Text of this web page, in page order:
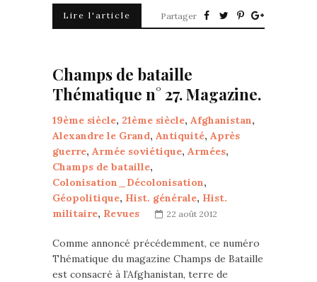
Lire l'article Partager
Champs de bataille
Thématique n° 27. Magazine.
19ème siècle, 21ème siècle, Afghanistan,
Alexandre le Grand, Antiquité, Après
guerre, Armée soviétique, Armées,
Champs de bataille,
Colonisation_Décolonisation,
Géopolitique, Hist. générale, Hist.
militaire, Revues 22 août 2012
Comme annoncé précédemment, ce numéro
Thématique du magazine Champs de Bataille
est consacré à l’Afghanistan, terre de